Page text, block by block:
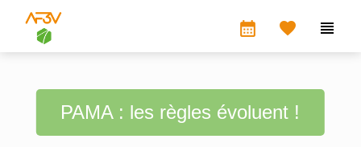
calendar_month  
PAMA : les règles évoluent !